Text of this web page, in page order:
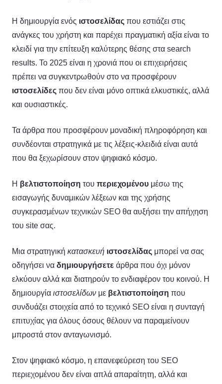
Η δημιουργία ενός ιστοσελίδας που εστιάζει στις
ανάγκες του χρήστη και παρέχει πραγματική αξία είναι το
κλειδί για την επίτευξη καλύτερης θέσης στα search
results. Το 2025 είναι η χρονιά που οι επιχειρήσεις
πρέπει να συγκεντρωθούν στο να προσφέρουν
ιστοσελίδες που δεν είναι μόνο οπτικά ελκυστικές, αλλά
και ουσιαστικές.
Τα άρθρα που προσφέρουν μοναδική πληροφόρηση και
συνδέονται στρατηγικά με τις λέξεις-κλειδιά είναι αυτά
που θα ξεχωρίσουν στον ψηφιακό κόσμο.
Η βελτιστοποίηση του περιεχομένου μέσω της
εισαγωγής δυναμικών λέξεων και της χρήσης
συγκερασμένων τεχνικών SEO θα αυξήσει την απήχηση
του site σας.
Μια στρατηγική κατασκευή ιστοσελίδας μπορεί να σας
οδηγήσει να δημιουργήσετε άρθρα που όχι μόνον
ελκύουν αλλά και διατηρούν το ενδιαφέρον του κοινού. Η
δημιουργία ιστοσελίδων με βελτιστοποίηση που
συνδυάζει στοιχεία από το τεχνικό SEO είναι η συνταγή
επιτυχίας για όλους όσους θέλουν να παραμείνουν
μπροστά στον ανταγωνισμό.
Στον ψηφιακό κόσμο, η επανεφεύρεση του SEO
περιεχομένου δεν είναι απλά απαραίτητη, αλλά και